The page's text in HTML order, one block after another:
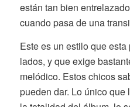
están tan bien
cuando pasa de una
Este es un estilo que
lados, y que exige
melódico. Estos chicos
pueden dar. Lo único que